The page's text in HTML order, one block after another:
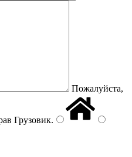
Пожалуйста,
Грузовик.